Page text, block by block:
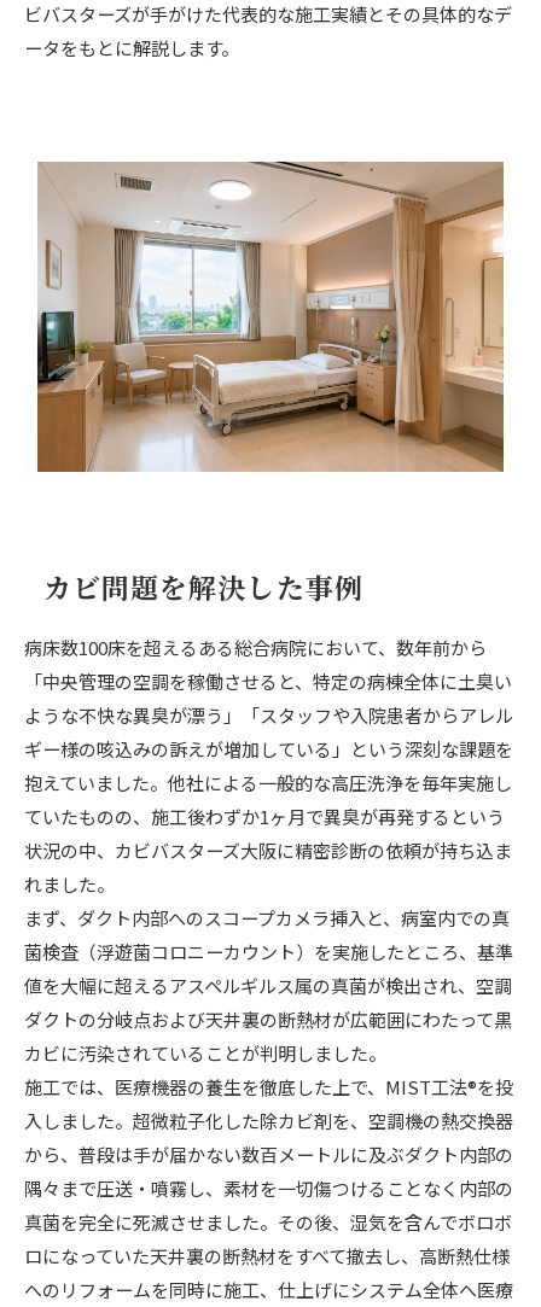
ビバスターズが手がけた代表的な施工実績とその具体的なデ
ータをもとに解説します。
カビ問題を解決した事例
病床数100床を超えるある総合病院において、数年前から
「中央管理の空調を稼働させると、特定の病棟全体に土臭い
ような不快な異臭が漂う」「スタッフや入院患者からアレル
ギー様の咳込みの訴えが増加している」という深刻な課題を
抱えていました。他社による一般的な高圧洗浄を毎年実施し
ていたものの、施工後わずか1ヶ月で異臭が再発するという
状況の中、カビバスターズ大阪に精密診断の依頼が持ち込ま
れました。
まず、ダクト内部へのスコープカメラ挿入と、病室内での真
菌検査（浮遊菌コロニーカウント）を実施したところ、基準
値を大幅に超えるアスペルギルス属の真菌が検出され、空調
ダクトの分岐点および天井裏の断熱材が広範囲にわたって黒
カビに汚染されていることが判明しました。
施工では、医療機器の養生を徹底した上で、MIST工法®を投
入しました。超微粒子化した除カビ剤を、空調機の熱交換器
から、普段は手が届かない数百メートルに及ぶダクト内部の
隅々まで圧送・噴霧し、素材を一切傷つけることなく内部の
真菌を完全に死滅させました。その後、湿気を含んでボロボ
ロになっていた天井裏の断熱材をすべて撤去し、高断熱仕様
へのリフォームを同時に施工、仕上げにシステム全体へ医療